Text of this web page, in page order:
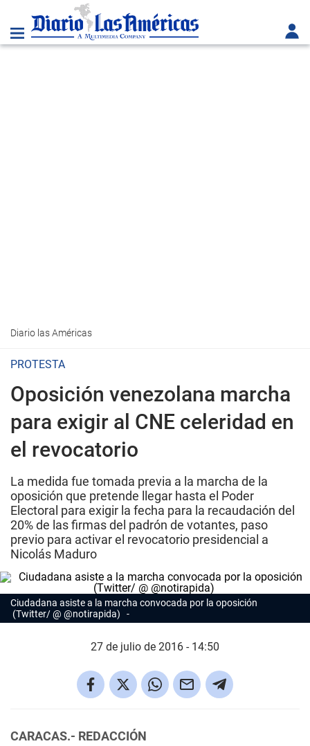
Diario las Américas
PROTESTA
Oposición venezolana marcha
para exigir al CNE celeridad en
el revocatorio
La medida fue tomada previa a la marcha de la
oposición que pretende llegar hasta el Poder
Electoral para exigir la fecha para la recaudación del
20% de las firmas del padrón de votantes, paso
previo para activar el revocatorio presidencial a
Nicolás Maduro
Ciudadana asiste a la marcha convocada por la oposición
(Twitter/ @ ‏@notirapida)
27 de julio de 2016 - 14:50
CARACAS.- REDACCIÓN